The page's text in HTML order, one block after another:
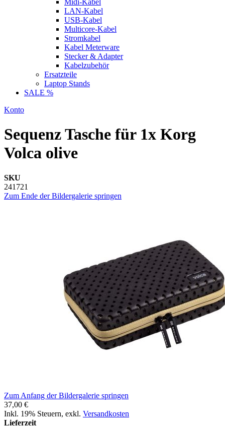
Midi-Kabel
LAN-Kabel
USB-Kabel
Multicore-Kabel
Stromkabel
Kabel Meterware
Stecker & Adapter
Kabelzubehör
Ersatzteile
Laptop Stands
SALE %
Konto
Sequenz Tasche für 1x Korg
Volca olive
SKU
241721
Zum Ende der Bildergalerie springen
Zum Anfang der Bildergalerie springen
37,00 €
Inkl. 19% Steuern, exkl. Versandkosten
Lieferzeit